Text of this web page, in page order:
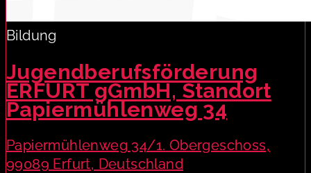
Bildung
Jugendberufsförderung
ERFURT gGmbH, Standort
Papiermühlenweg 34
Papiermühlenweg 34/1. Obergeschoss,
99089 Erfurt, Deutschland